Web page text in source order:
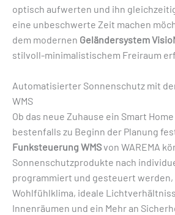
optisch aufwerten und ihn
eine unbeschwerte Zeit machen
dem modernen Geländersystem
stilvoll-minimalistischem Freiraum
Automatisierter Sonnenschutz mit
WMS
Ob das neue Zuhause ein Smart
bestenfalls zu Beginn der Planung
Funksteuerung WMSvon WAREMA
Sonnenschutzprodukte nach
programmiert und gesteuert
Wohlfühlklima, ideale
Innenräumen und ein Mehr an